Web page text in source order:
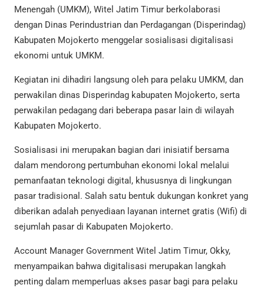
Menengah (UMKM), Witel Jatim Timur berkolaborasi
dengan Dinas Perindustrian dan Perdagangan (Disperindag)
Kabupaten Mojokerto menggelar sosialisasi digitalisasi
ekonomi untuk UMKM.
Kegiatan ini dihadiri langsung oleh para pelaku UMKM, dan
perwakilan dinas Disperindag kabupaten Mojokerto, serta
perwakilan pedagang dari beberapa pasar lain di wilayah
Kabupaten Mojokerto.
Sosialisasi ini merupakan bagian dari inisiatif bersama
dalam mendorong pertumbuhan ekonomi lokal melalui
pemanfaatan teknologi digital, khususnya di lingkungan
pasar tradisional. Salah satu bentuk dukungan konkret yang
diberikan adalah penyediaan layanan internet gratis (Wifi) di
sejumlah pasar di Kabupaten Mojokerto.
Account Manager Government Witel Jatim Timur, Okky,
menyampaikan bahwa digitalisasi merupakan langkah
penting dalam memperluas akses pasar bagi para pelaku